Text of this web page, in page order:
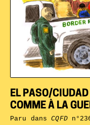
EL PASO/
COMME À LA
Paru dansCQFD